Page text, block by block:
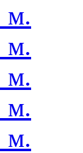
м.
м.
м.
м.
м.